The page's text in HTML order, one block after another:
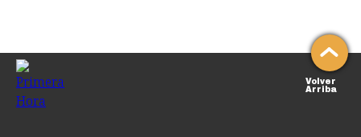
Volver
Arriba